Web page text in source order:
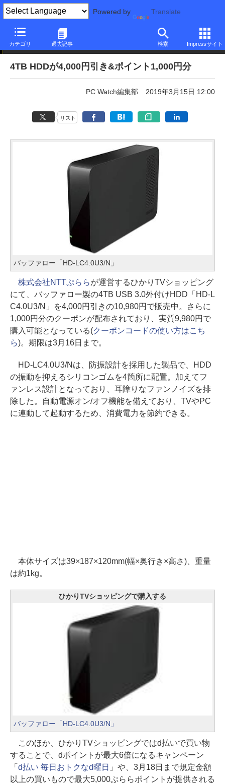
Powered by Translate
カテゴリ 過去記事 検索 Impressサイト
特売! Sponsored by ひかりTVショッピング
4TB HDDが4,000円引き&ポイント1,000円分
PC Watch編集部 2019年3月15日 12:00
リスト
バッファロー「HD-LC4.0U3/N」
株式会社NTTぷららが運営するひかりTVショッピング
にて、バッファロー製の4TB USB 3.0外付けHDD「HD-L
C4.0U3/N」を4,000円引きの10,980円で販売中。さらに
1,000円分のクーポンが配布されており、実質9,980円で
購入可能となっている(クーポンコードの使い方はこち
ら)。期限は3月16日まで。
HD-LC4.0U3/Nは、防振設計を採用した製品で、HDD
の振動を抑えるシリコンゴムを4箇所に配置。加えてフ
ァンレス設計となっており、耳障りなファンノイズを排
除した。自動電源オン/オフ機能を備えており、TVやPC
に連動して起動するため、消費電力を節約できる。
本体サイズは39×187×120mm(幅×奥行き×高さ)、重量
は約1kg。
ひかりTVショッピングで購入する
バッファロー「HD-LC4.0U3/N」
このほか、ひかりTVショッピングではd払いで買い物
することで、dポイントが最大6倍になるキャンペーン
「 d払い 毎日おトクなd曜日 」や、3月18日まで規定金額
以上の買いもので最大5,000ぷららポイントが提供される